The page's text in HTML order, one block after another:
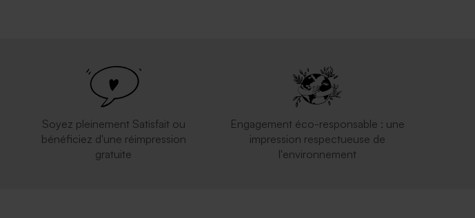
Soyez pleinement Satisfait ou
bénéficiez d'une réimpression
gratuite
Engagement éco-responsable : une
impression respectueuse de
l'environnement